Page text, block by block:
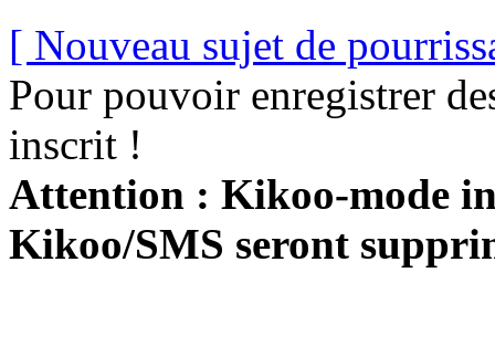
[ Nouveau sujet de
Pour pouvoir enregistrer
inscrit !
Attention : Kikoo-mode
Kikoo/SMS seront